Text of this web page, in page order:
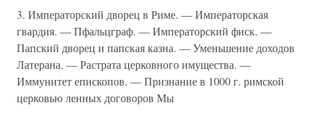
3. Императорский дворец в Риме. — Императорская
гвардия. — Пфальцграф. — Императорский фиск. —
Папский дворец и папская казна. — Уменьшение доходов
Латерана. — Растрата церковного имущества. —
Иммунитет епископов. — Признание в 1000 г. римской
церковью ленных договоров Мы